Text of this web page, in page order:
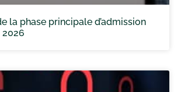
la phase principale d’admission